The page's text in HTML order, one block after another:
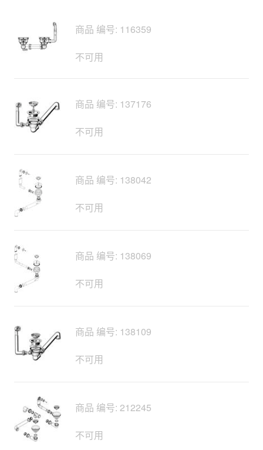
商品 编号: 116359
不可用
商品 编号: 137176
不可用
商品 编号: 138042
不可用
商品 编号: 138069
不可用
商品 编号: 138109
不可用
商品 编号: 212245
不可用